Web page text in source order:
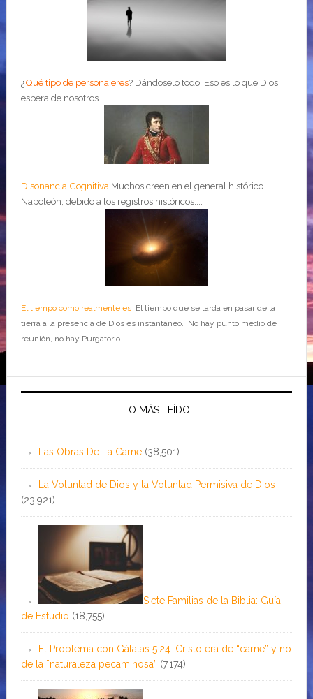
¿Qué tipo de persona eres? Dándoselo todo. Eso es lo que Dios
espera de nosotros.
Disonancia Cognitiva Muchos creen en el general histórico
Napoleón, debido a los registros históricos....
El tiempo como realmente esEl tiempo que se tarda en pasar de la
tierra a la presencia de Dios es instantáneo. No hay punto medio de
reunión, no hay Purgatorio.
LO MÁS LEÍDO
Las Obras De La Carne (38,501)
La Voluntad de Dios y la Voluntad Permisiva de Dios
(23,921)
Siete Familias de la Biblia: Guía
de Estudio (18,755)
El Problema con Gálatas 5:24: Cristo era de “carne” y no
de la ¨naturaleza pecaminosa” (7,174)